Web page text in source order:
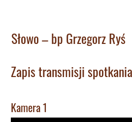
Słowo – bp Grzegorz Ryś
Zapis transmisji spotkania
Kamera 1